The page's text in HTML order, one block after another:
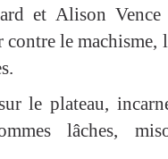
et Alison Vence
le
le plateau,
lâches,